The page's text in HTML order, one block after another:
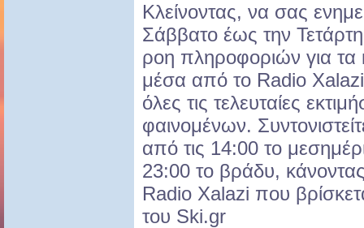
Κλείνοντας, να σας
Σάββατο έως την
ροη πληροφοριών για τα
μέσα από το Radio Χalazi
όλες τις τελευταίες
φαινομένων.
από τις 14:00 το
23:00 το βράδυ,
Radio Xalazi που
του Ski.gr